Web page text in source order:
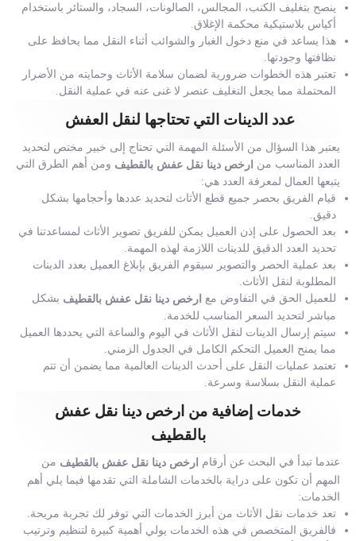
ينصح بتغليف الكنب، المجالس، الصالونات، السجاد، والستائر باستخدام
أكياس بلاستيكية محكمة الإغلاق.
هذا يساعد في منع دخول الغبار والشوائب أثناء النقل مما يحافظ على
نظافتها وجودتها.
تعتبر هذه الخطوات ضرورية لضمان سلامة الأثاث وحمايته من الأضرار
المحتملة مما يجعل التغليف عنصر لا غنى عنه في عملية النقل.
عدد الدينات التي تحتاجها لنقل العفش
يعتبر هذا السؤال من الأسئلة المهمة التي تحتاج إلى خبير مختص لتحديد
العدد المناسب من ارخص دينا نقل عفش بالقطيف ومن أهم الطرق التي
يتبعها العمال لمعرفة العدد هي:
قيام الفريق بحصر جميع قطع الأثاث لتحديد عددها وأحجامها بشكل
دقيق.
بعد الحصول على إذن العميل يمكن للفريق تصوير الأثاث لمساعدتنا في
تحديد العدد الدقيق للدينات اللازمة لهذه المهمة.
بعد عملية الحصر والتصوير سيقوم الفريق بإبلاغ العميل بعدد الدينات
المطلوبة لنقل الأثاث.
للعميل الحق في التفاوض مع ارخص دينا نقل عفش بالقطيف بشكل
مباشر لتحديد السعر المناسب للخدمة.
سيتم إرسال الدينات لنقل الأثاث في اليوم والساعة التي يحددها العميل
مما يمنح العميل التحكم الكامل في الجدول الزمني.
تعتمد عمليات النقل على أحدث الدينات العالمية مما يضمن أن تتم
عملية النقل بسلاسة وسرعة.
خدمات إضافية من ارخص دينا نقل عفش
بالقطيف
عندما تبدأ في البحث عن أرقام ارخص دينا نقل عفش بالقطيف من
المهم أن تكون على دراية بالخدمات الشاملة التي تقدمها فيما يلي أهم
الخدمات:
تعد خدمات نقل الأثاث من أبرز الخدمات التي توفر لك تجربة مريحة.
فالفريق المتخصص في هذه الخدمات يولي أهمية كبيرة لتنظيم وترتيب